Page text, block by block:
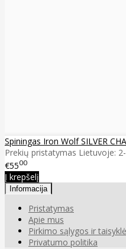
Spiningas Iron Wolf SILVER
Prekių pristatymas Lietuvoje:
€5500
Į krepšelį
Informacija
Pristatymas
Apie mus
Pirkimo sąlygos ir
Privatumo politika